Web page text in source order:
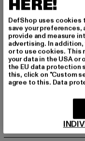
Schanzenstraße 41 |
GRÖSSE &
LIEFERUNG &
HERE!
DefShop uses cookies
save your preferences,
provide and measure
advertising. In
or to use cookies. This
your data in the USA
the EU data protection
this, click on "Custom
agree to this. Data